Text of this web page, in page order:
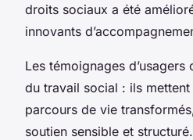
droits sociaux a été
innovants
Les témoignages
du travail social : ils
parcours de vie
soutien sensible et